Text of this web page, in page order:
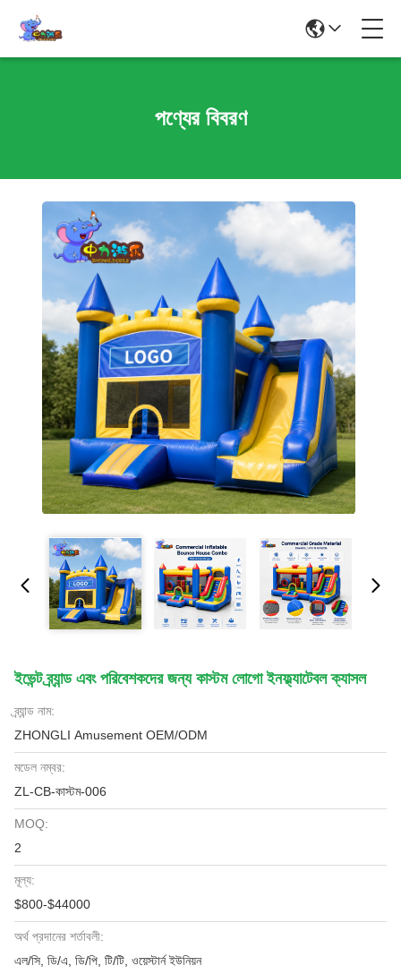
পণ্যের বিবরণ
ইভেন্ট ব্র্যান্ড এবং পরিবেশকদের জন্য কাস্টম লোগো ইনফ্ল্যাটেবল ক্যাসল
ব্র্যান্ড নাম:
ZHONGLI Amusement OEM/ODM
মডেল নম্বর:
ZL-CB-কাস্টম-006
MOQ:
2
মূল্য:
$800-$44000
অর্থ প্রদানের শর্তাবলী:
এল/সি, ডি/এ, ডি/পি, টি/টি, ওয়েস্টার্ন ইউনিয়ন